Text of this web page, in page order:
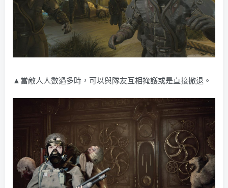
▲當敵人人數過多時，可以與隊友互相掩護或是直接撤退。